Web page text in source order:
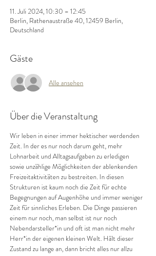
11. Juli 2024, 10:30 – 12:45
Berlin, Rathenaustraße 40, 12459 Berlin,
Deutschland
Gäste
Alle ansehen
Über die Veranstaltung
Wir leben in einer immer hektischer werdenden
Zeit. In der es nur noch darum geht, mehr
Lohnarbeit und Alltagsaufgaben zu erledigen
sowie unzählige Möglichkeiten der ablenkenden
Freizeitaktivitäten zu bestreiten. In diesen
Strukturen ist kaum noch die Zeit für echte
Begegnungen auf Augenhöhe und immer weniger
Zeit für sinnliches Erleben. Die Dinge passieren
einem nur noch, man selbst ist nur noch
Nebendarsteller*in und oft ist man nicht mehr
Herr*in der eigenen kleinen Welt. Hält dieser
Zustand zu lange an, dann bricht alles nur allzu